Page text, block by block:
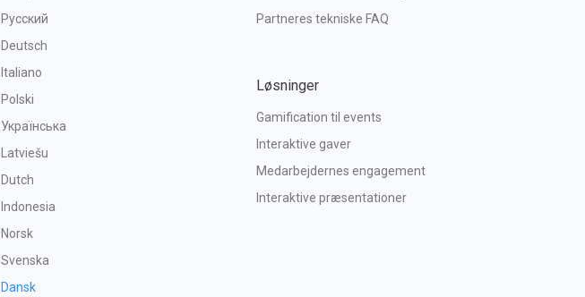
Русский
Deutsch
Italiano
Polski
Українська
Latviešu
Dutch
Indonesia
Norsk
Svenska
Dansk
Partneres tekniske FAQ
Løsninger
Gamification til events
Interaktive gaver
Medarbejdernes engagement
Interaktive præsentationer